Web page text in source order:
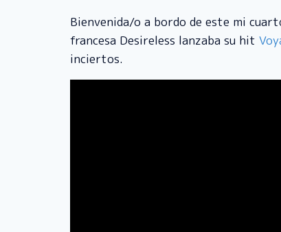
Bienvenida/o a bordo de este mi
francesa Desireless lanzaba su hit
inciertos.